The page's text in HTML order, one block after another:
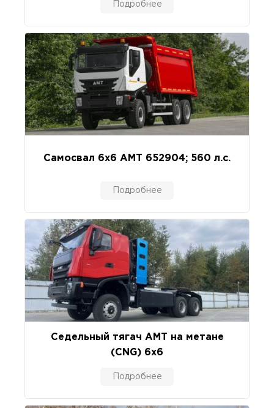
Подробнее
Самосвал 6х6 AMT 652904; 560 л.с.
Подробнее
Седельный тягач АМТ на метане
(CNG) 6x6
Подробнее